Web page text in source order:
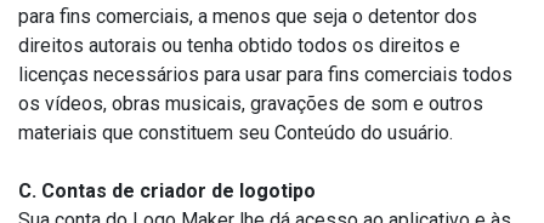
para fins comerciais, a menos que seja o detentor dos
direitos autorais ou tenha obtido todos os direitos e
licenças necessários para usar para fins comerciais todos
os vídeos, obras musicais, gravações de som e outros
materiais que constituem seu Conteúdo do usuário.
C. Contas de criador de logotipo